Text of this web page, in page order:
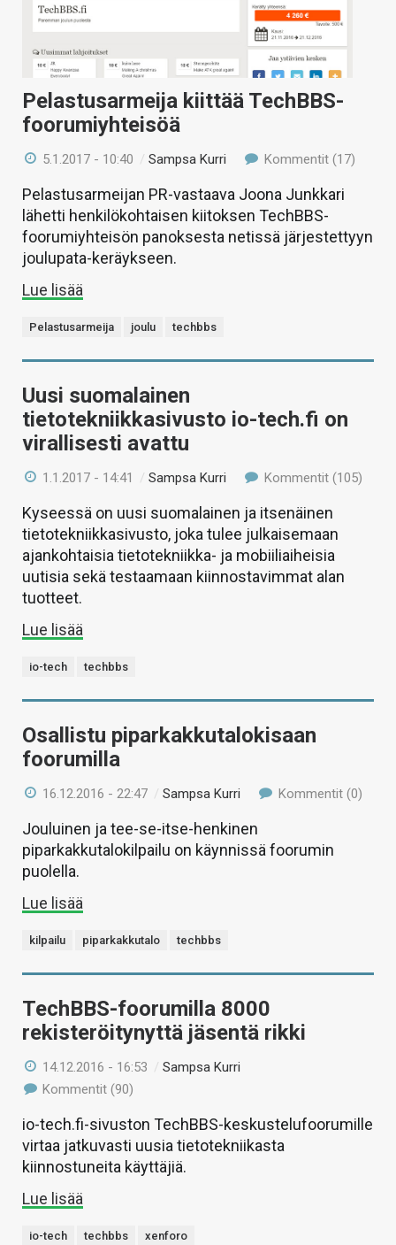
Pelastusarmeija kiittää TechBBS-
foorumiyhteisöä
5.1.2017 - 10:40 /Sampsa Kurri Kommentit (17)
Pelastusarmeijan PR-vastaava Joona Junkkari
lähetti henkilökohtaisen kiitoksen TechBBS-
foorumiyhteisön panoksesta netissä järjestettyyn
joulupata-keräykseen.
Lue lisää
Pelastusarmeija joulu techbbs
Uusi suomalainen
tietotekniikkasivusto io-tech.fi on
virallisesti avattu
1.1.2017 - 14:41 /Sampsa Kurri Kommentit (105)
Kyseessä on uusi suomalainen ja itsenäinen
tietotekniikkasivusto, joka tulee julkaisemaan
ajankohtaisia tietotekniikka- ja mobiiliaiheisia
uutisia sekä testaamaan kiinnostavimmat alan
tuotteet.
Lue lisää
io-tech techbbs
Osallistu piparkakkutalokisaan
foorumilla
16.12.2016 - 22:47 /Sampsa Kurri Kommentit (0)
Jouluinen ja tee-se-itse-henkinen
piparkakkutalokilpailu on käynnissä foorumin
puolella.
Lue lisää
kilpailu piparkakkutalo techbbs
TechBBS-foorumilla 8000
rekisteröitynyttä jäsentä rikki
14.12.2016 - 16:53 /Sampsa Kurri
Kommentit (90)
io-tech.fi-sivuston TechBBS-keskustelufoorumille
virtaa jatkuvasti uusia tietotekniikasta
kiinnostuneita käyttäjiä.
Lue lisää
io-tech techbbs xenforo